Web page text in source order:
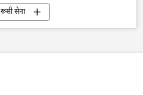
रूसी सेना